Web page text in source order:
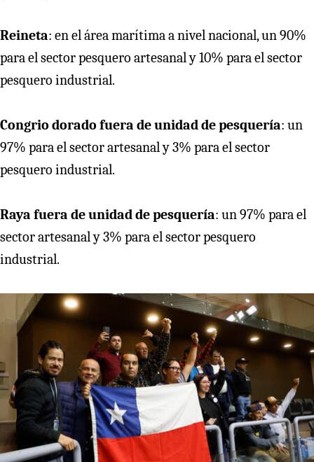
Reineta: en el área marítima a nivel nacional, un 90%
para el sector pesquero artesanal y 10% para el sector
pesquero industrial.
Congrio dorado fuera de unidad de pesquería: un
97% para el sector artesanal y 3% para el sector
pesquero industrial.
Raya fuera de unidad de pesquería: un 97% para el
sector artesanal y 3% para el sector pesquero
industrial.